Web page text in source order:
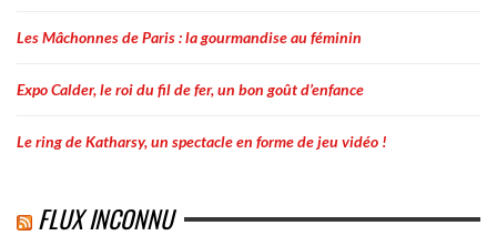
Les Mâchonnes de Paris : la gourmandise au féminin
Expo Calder, le roi du fil de fer, un bon goût d’enfance
Le ring de Katharsy, un spectacle en forme de jeu vidéo !
FLUX INCONNU